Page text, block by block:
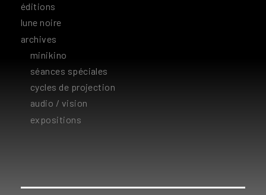
éditions
lune noire
archives
minikino
séances spéciales
cycles de projection
audio / vision
expositions